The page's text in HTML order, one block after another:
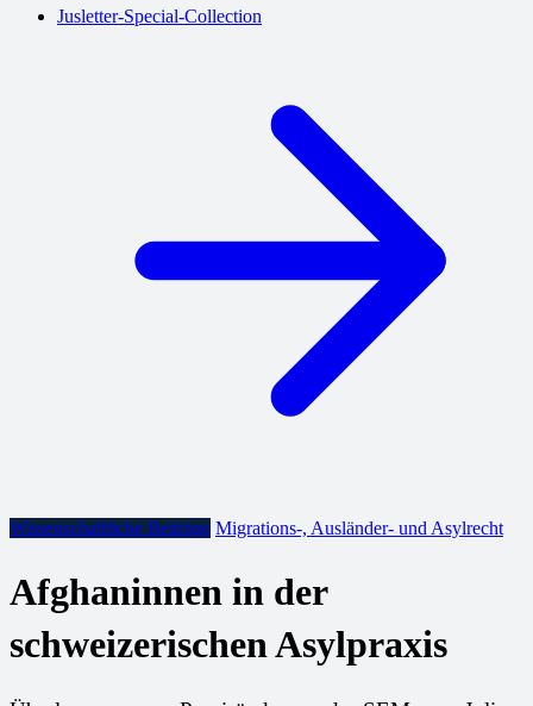
Jusletter-Special-Collection
Wissenschaftliche Beiträge Migrations-, Ausländer- und Asylrecht
Afghaninnen in der
schweizerischen Asylpraxis